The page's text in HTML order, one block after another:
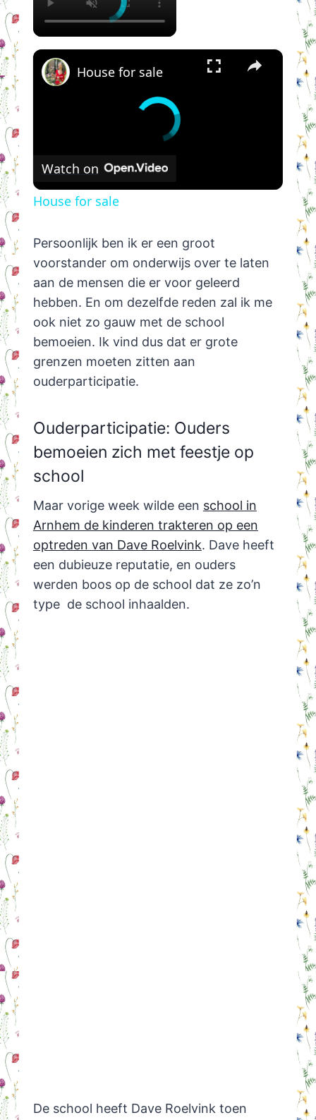
×
House for sale
Watch on
House for sale
Persoonlijk ben ik er een groot
voorstander om onderwijs over te laten
aan de mensen die er voor geleerd
hebben. En om dezelfde reden zal ik me
ook niet zo gauw met de school
bemoeien. Ik vind dus dat er grote
grenzen moeten zitten aan
ouderparticipatie.
Ouderparticipatie: Ouders
bemoeien zich met feestje op
school
Maar vorige week wilde een school in
Arnhem de kinderen trakteren op een
optreden van Dave Roelvink. Dave heeft
een dubieuze reputatie, en ouders
werden boos op de school dat ze zo’n
type de school inhaalden.
De school heeft Dave Roelvink toen